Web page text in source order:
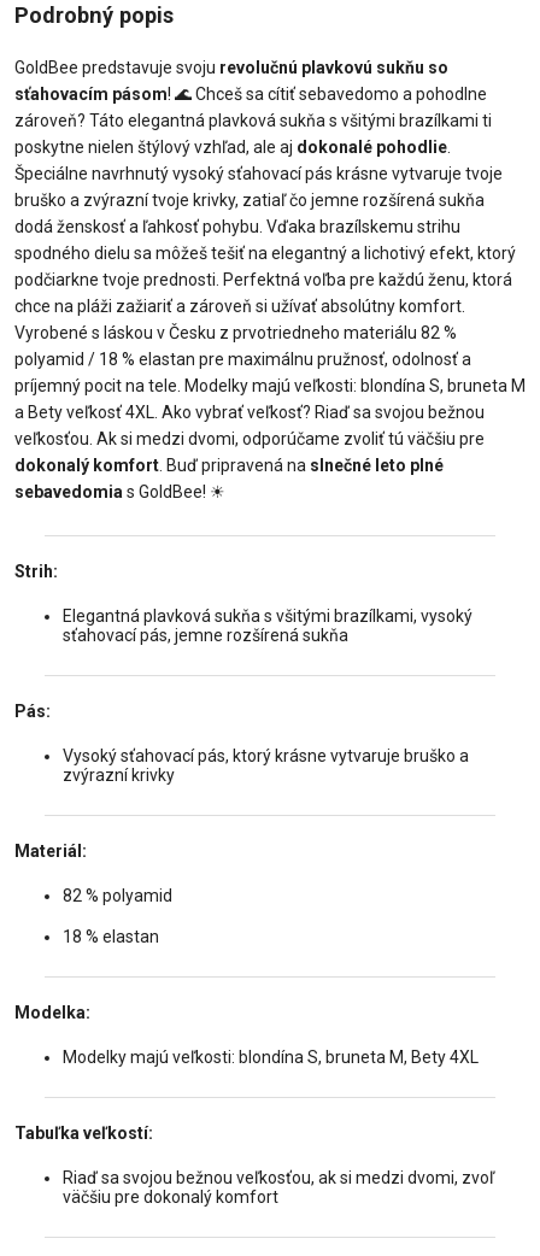
Podrobný popis
GoldBee predstavuje svoju revolučnú plavkovú sukňu so
sťahovacím pásom! 🌊Chceš sa cítiť sebavedomo a pohodlne
zároveň? Táto elegantná plavková sukňa s všitými brazílkami ti
poskytne nielen štýlový vzhľad, ale aj dokonalé pohodlie
Špeciálne navrhnutý vysoký sťahovací pás krásne vytvaruje tvoje
bruško a zvýrazní tvoje krivky, zatiaľ čo jemne rozšírená sukňa
dodá ženskosť a ľahkosť pohybu. Vďaka brazílskemu strihu
spodného dielu sa môžeš tešiť na elegantný a lichotivý efekt, ktorý
podčiarkne tvoje prednosti. Perfektná voľba pre každú ženu, ktorá
chce na pláži zažiariť a zároveň si užívať absolútny komfort.
Vyrobené s láskou v Česku z prvotriedneho materiálu 82 %
polyamid / 18 % elastan pre maximálnu pružnosť, odolnosť a
príjemný pocit na tele. Modelky majú veľkosti: blondína S, bruneta M
a Bety veľkosť 4XL. Ako vybrať veľkosť? Riaď sa svojou bežnou
veľkosťou. Ak si medzi dvomi, odporúčame zvoliť tú väčšiu pre
dokonalý komfort . Buď pripravená na slnečné leto plné
sebavedomia s GoldBee! ☀
Strih:
Elegantná plavková sukňa s všitými brazílkami, vysoký
sťahovací pás, jemne rozšírená sukňa
Pás:
Vysoký sťahovací pás, ktorý krásne vytvaruje bruško a
zvýrazní krivky
Materiál:
82 % polyamid
18 % elastan
Modelka:
Modelky majú veľkosti: blondína S, bruneta M, Bety 4XL
Tabuľka veľkostí:
Riaď sa svojou bežnou veľkosťou, ak si medzi dvomi, zvoľ
väčšiu pre dokonalý komfort